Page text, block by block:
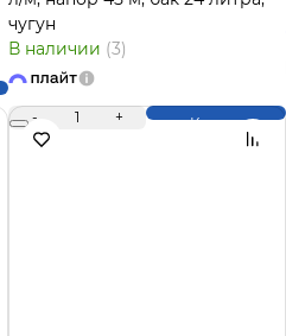
чугун
В наличии (3)
- 1 + Купить